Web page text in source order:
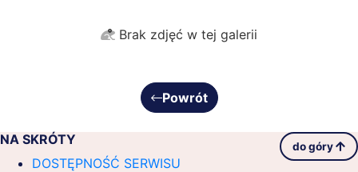
Brak zdjęć w tej galerii
Powrót
NA SKRÓTY do góry
DOSTĘPNOŚĆ SERWISU